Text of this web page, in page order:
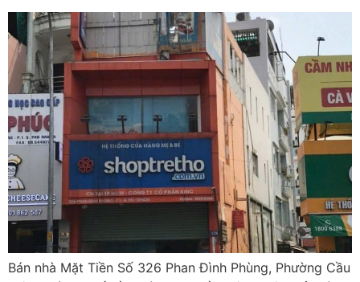
Bán nhà Mặt Tiền Số 326 Phan Đình Phùng, Phường Cầu